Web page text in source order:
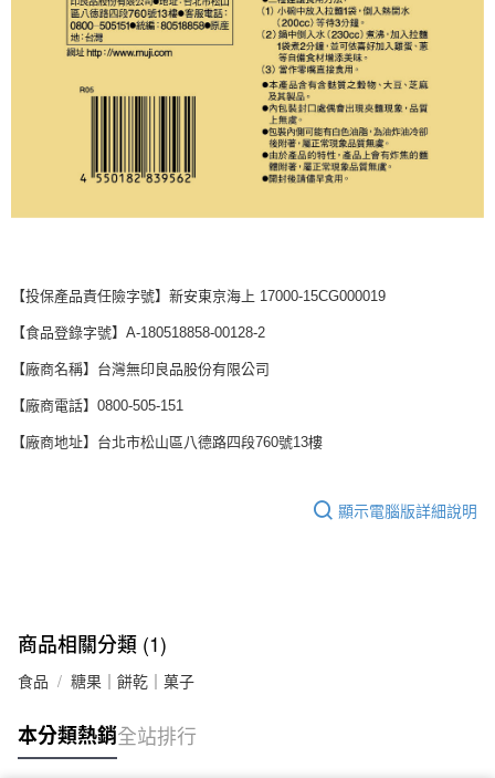
【投保產品責任險字號】新安東京海上 17000-15CG000019
【食品登錄字號】A-180518858-00128-2
【廠商名稱】台灣無印良品股份有限公司
【廠商電話】0800-505-151
【廠商地址】台北市松山區八德路四段760號13樓
顯示電腦版詳細說明
商品相關分類 (1)
食品 糖果｜餅乾｜菓子
本分類熱銷全站排行